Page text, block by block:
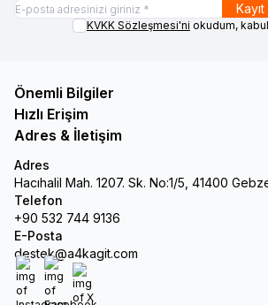
Kayıt
KVKK Sözleşmesi'ni okudum,
Önemli Bilgiler
Hızlı Erişim
Adres & İletişim
Adres
Hacıhalil Mah. 1207. Sk. No:1/5, 41400
Telefon
+90 532 744 9136
E-Posta
destek@a4kagit.com
InstagramFacebook
X